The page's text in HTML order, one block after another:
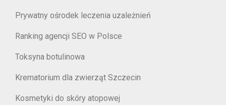
Prywatny ośrodek leczenia uzależnień
Ranking agencji SEO w Polsce
Toksyna botulinowa
Krematorium dla zwierząt Szczecin
Kosmetyki do skóry atopowej